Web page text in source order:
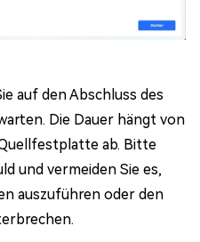
auf den Abschluss des
Die Dauer hängt von
ab. Bitte
und vermeiden Sie es,
auszuführen oder den